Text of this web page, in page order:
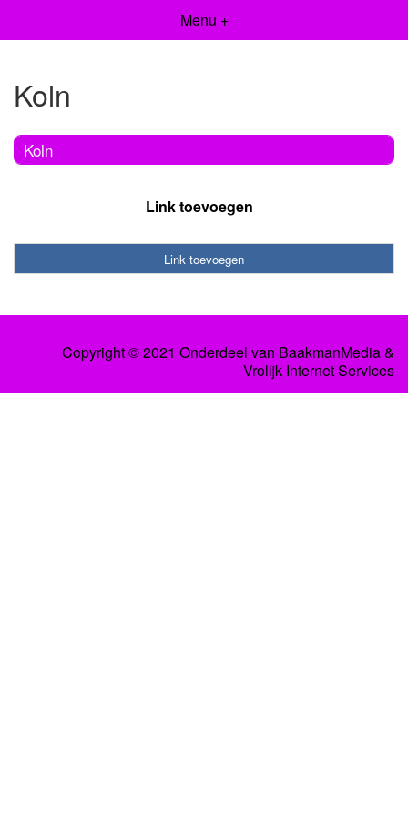
Menu +
Koln
Koln
Link toevoegen
Link toevoegen
Copyright © 2021 Onderdeel van BaakmanMedia&
Vrolijk Internet Services